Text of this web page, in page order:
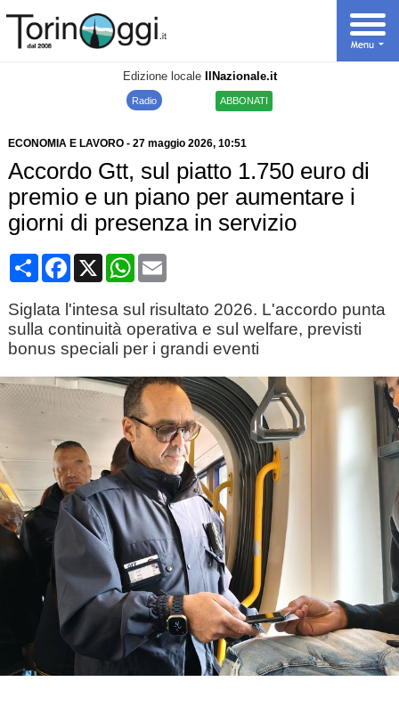
Edizione locale IlNazionale.it
Radio ABBONATI
ECONOMIA E LAVORO- 27 maggio 2026, 10:51
Accordo Gtt, sul piatto 1.750 euro di
premio e un piano per aumentare i
giorni di presenza in servizio
CondividiFacebook
X WhatsApp
Email
Siglata l'intesa sul risultato 2026. L'accordo punta
sulla continuità operativa e sul welfare, previsti
bonus speciali per i grandi eventi